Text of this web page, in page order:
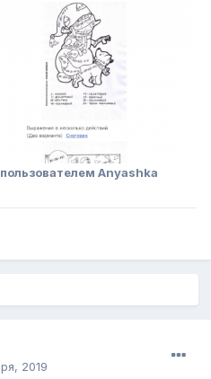
пользователем Anyashka
2019